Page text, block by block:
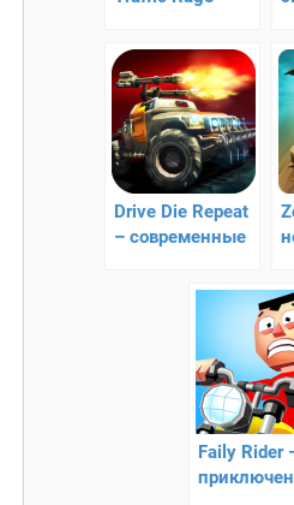
аркада для
смартфона
Drive Die Repeat
– современные
Faily Rider